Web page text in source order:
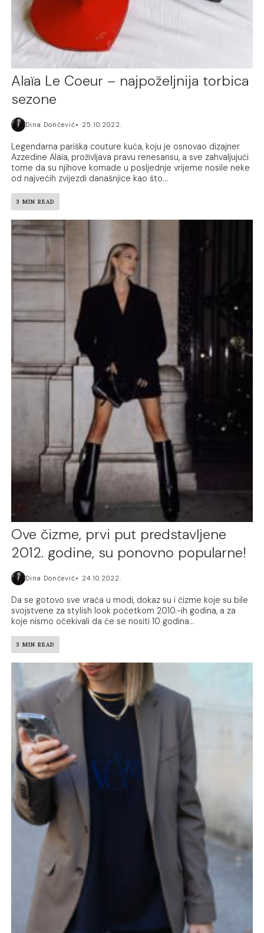
Alaïa Le Coeur – najpoželjnija torbica
sezone
Dina Dončević 25.10.2022.
Legendarna pariška couture kuća, koju je osnovao dizajner
Azzedine Alaïa, proživljava pravu renesansu, a sve zahvaljujući
tome da su njihove komade u posljednje vrijeme nosile neke
od najvećih zvijezdi današnjice kao što...
3 MIN READ
Ove čizme, prvi put predstavljene
2012. godine, su ponovno popularne!
Dina Dončević 24.10.2022.
Da se gotovo sve vraća u modi, dokaz su i čizme koje su bile
svojstvene za stylish look početkom 2010.-ih godina, a za
koje nismo očekivali da će se nositi 10 godina...
3 MIN READ